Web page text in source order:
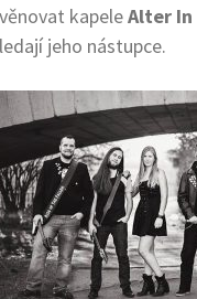
kapeleAlter In
jeho nástupce.